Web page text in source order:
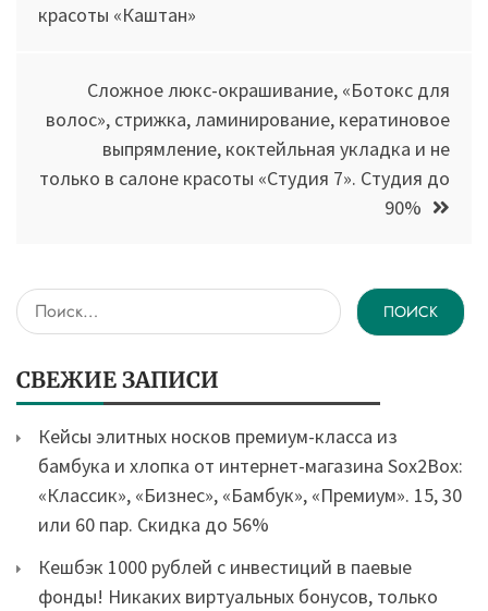
красоты «Каштан»
Сложное люкс-окрашивание, «Ботокс для
волос», стрижка, ламинирование, кератиновое
выпрямление, коктейльная укладка и не
только в салоне красоты «Студия 7». Студия до
90%
Найти:
СВЕЖИЕ ЗАПИСИ
Кейсы элитных носков премиум-класса из
бамбука и хлопка от интернет-магазина Sox2Box:
«Классик», «Бизнес», «Бамбук», «Премиум». 15, 30
или 60 пар. Скидка до 56%
Кешбэк 1000 рублей с инвестиций в паевые
фонды! Никаких виртуальных бонусов, только